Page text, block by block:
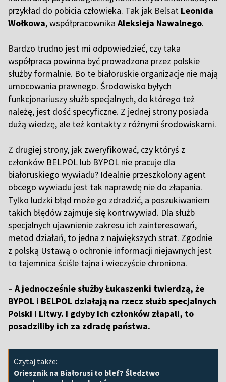
przykład do pobicia człowieka. Tak jak Belsat Leonida
Wołkowa, współpracownika Aleksieja Nawalnego.
Bardzo trudno jest mi odpowiedzieć, czy taka
współpraca powinna być prowadzona przez polskie
służby formalnie. Bo te białoruskie organizacje nie mają
umocowania prawnego. Środowisko byłych
funkcjonariuszy służb specjalnych, do którego też
należę, jest dość specyficzne. Z jednej strony posiada
dużą wiedzę, ale też kontakty z różnymi środowiskami.
Z drugiej strony, jak zweryfikować, czy któryś z
członków BELPOL lub BYPOL nie pracuje dla
białoruskiego wywiadu? Idealnie przeszkolony agent
obcego wywiadu jest tak naprawdę nie do złapania.
Tylko ludzki błąd może go zdradzić, a poszukiwaniem
takich błędów zajmuje się kontrwywiad. Dla służb
specjalnych ujawnienie zakresu ich zainteresowań,
metod działań, to jedna z największych strat. Zgodnie
z polską Ustawą o ochronie informacji niejawnych jest
to tajemnica ściśle tajna i wieczyście chroniona.
– A jednocześnie służby Łukaszenki twierdzą, że
BYPOL i BELPOL działają na rzecz służb specjalnych
Polski i Litwy. I gdyby ich członków złapali, to
posadziliby ich za zdradę państwa.
Czytaj także:
Oriesznik na Białorusi to blef? Śledztwo